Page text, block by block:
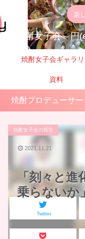
楽
焼酎女子会～
焼酎女子会ギャラ
資料
焼酎プロデューサ
「刻々と進
乗らないか」
焼酎女子会の報告
Twitter
2021.11.21